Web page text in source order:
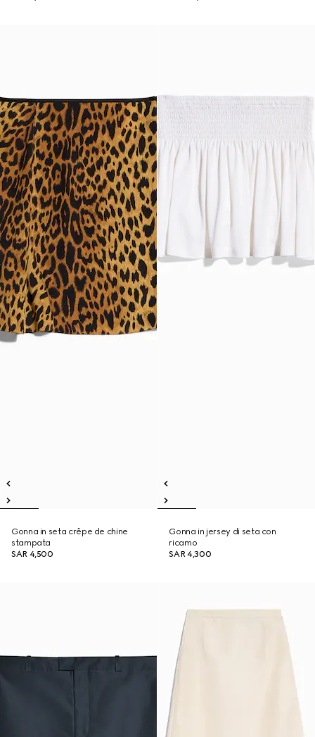
Gonna in seta crêpe de chine
stampata
SAR 4,500
Gonna in jersey di seta con
ricamo
SAR 4,300